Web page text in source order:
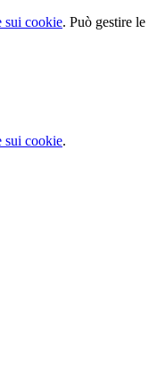
sui cookie. Può gestire le
sui cookie.